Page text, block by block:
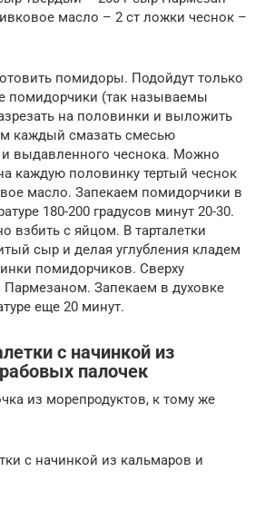
масло – 2 ст ложки чеснок –
помидоры. Подойдут только
помидорчики (так называемы
на половинки и выложить
каждый смазать смесью
выдавленного чеснока. Можно
каждую половинку тертый чеснок
масло. Запекаем помидорчики в
180-200 градусов минут 20-30.
взбить с яйцом. В тарталетки
сыр и делая углубления кладем
помидорчиков. Сверху
Запекаем в духовке
еще 20 минут.
с начинкой из
палочек
из морепродуктов, к тому же